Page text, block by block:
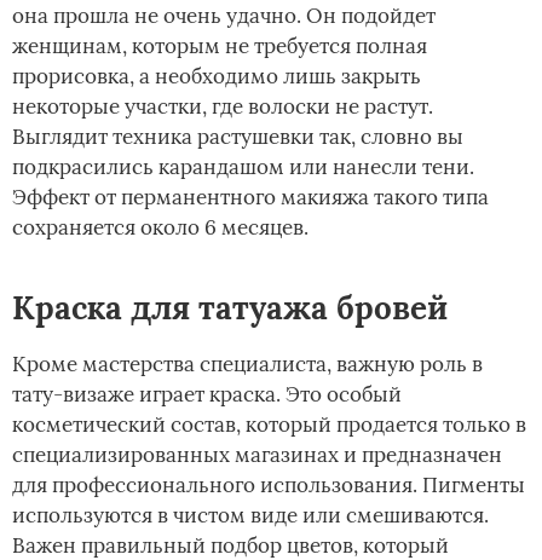
она прошла не очень удачно. Он подойдет
женщинам, которым не требуется полная
прорисовка, а необходимо лишь закрыть
некоторые участки, где волоски не растут.
Выглядит техника растушевки так, словно вы
подкрасились карандашом или нанесли тени.
Эффект от перманентного макияжа такого типа
сохраняется около 6 месяцев.
Краска для татуажа бровей
Кроме мастерства специалиста, важную роль в
тату-визаже играет краска. Это особый
косметический состав, который продается только в
специализированных магазинах и предназначен
для профессионального использования. Пигменты
используются в чистом виде или смешиваются.
Важен правильный подбор цветов, который